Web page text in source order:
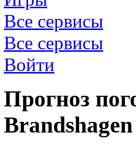
Все сервисы
Все сервисы
Войти
Прогноз
Brandshagen